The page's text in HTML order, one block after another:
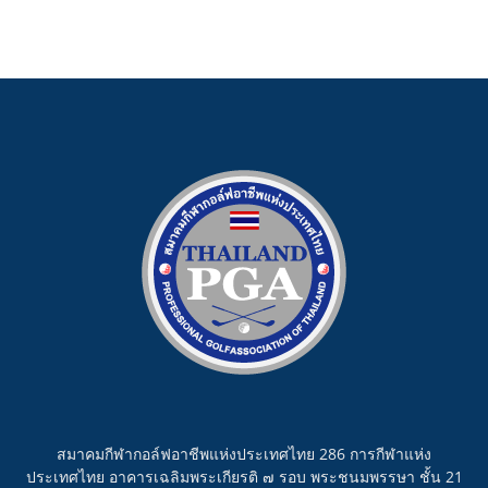
สมาคมกีฬากอล์ฟอาชีพแห่งประเทศไทย 286 การกีฬาแห่ง
ประเทศไทย อาคารเฉลิมพระเกียรติ ๗ รอบ พระชนมพรรษา ชั้น 21